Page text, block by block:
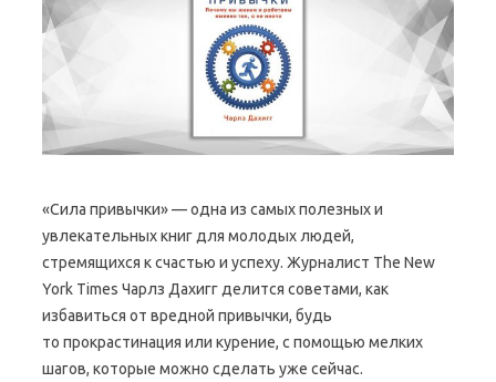
«Сила привычки» — одна из самых полезных и
увлекательных книг для молодых людей,
стремящихся к счастью и успеху. Журналист The New
York Times Чарлз Дахигг делится советами, как
избавиться от вредной привычки, будь
то прокрастинация или курение, с помощью мелких
шагов, которые можно сделать уже сейчас.